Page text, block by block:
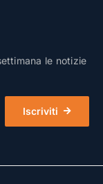
le notizie
Iscriviti